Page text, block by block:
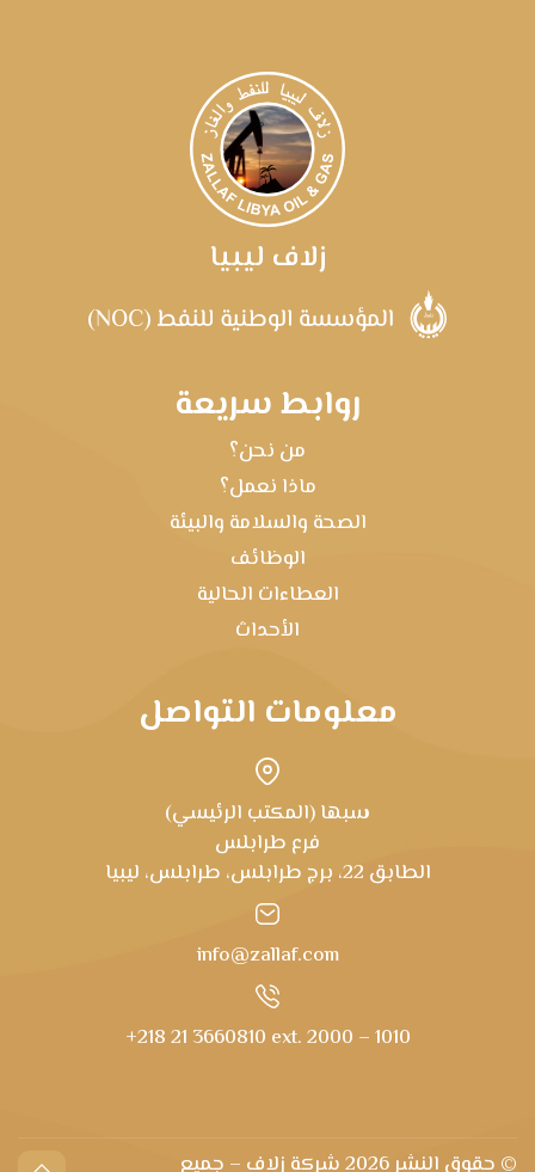
زلاف ليبيا
روابط سريعة
من نحن؟
ماذا نعمل؟
الصحة والسلامة والبيئة
الوظائف
العطاءات الحالية
الأحداث
معلومات التواصل
سبها (المكتب الرئيسي)
فرع طرابلس
الطابق 22، برج طرابلس، طرابلس، ليبيا
info@zallaf.com
+218 21 3660810 ext. 2000 – 1010
© حقوق النشر 2026 شركة زلاف – جميع